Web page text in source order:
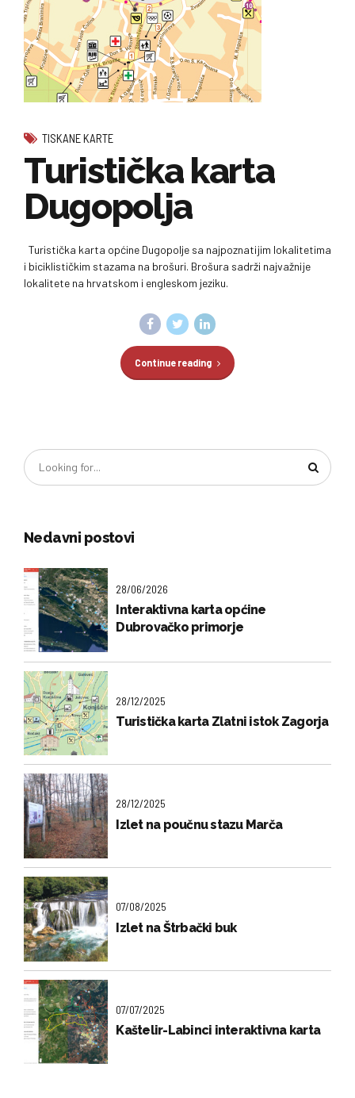
TISKANE KARTE
Turistička karta
Dugopolja
Turistička karta općine Dugopolje sa najpoznatijim lokalitetima
i biciklističkim stazama na brošuri. Brošura sadrži najvažnije
lokalitete na hrvatskom i engleskom jeziku.
Continue reading
Nedavni postovi
28/06/2026
Interaktivna karta općine
Dubrovačko primorje
28/12/2025
Turistička karta Zlatni istok Zagorja
28/12/2025
Izlet na poučnu stazu Marča
07/08/2025
Izlet na Štrbački buk
07/07/2025
Kaštelir-Labinci interaktivna karta